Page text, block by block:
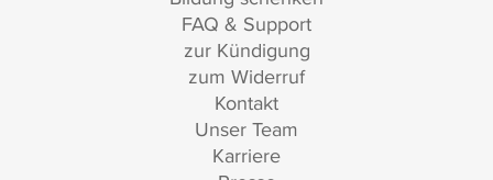
FAQ & Support
zur Kündigung
zum Widerruf
Kontakt
Unser Team
Karriere